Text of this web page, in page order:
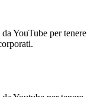
YouTube per tenere